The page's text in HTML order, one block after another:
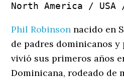
North America / USA
Phil Robinson nacido en
de padres dominicanos
vivió sus primeros años
Dominicana, rodeado de